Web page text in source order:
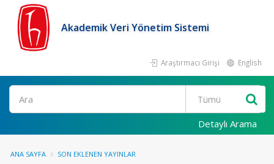
Akademik Veri Yönetim Sistemi
Araştırmacı Girişi English
Ara
Detaylı Arama
ANA SAYFA SON EKLENEN YAYINLAR